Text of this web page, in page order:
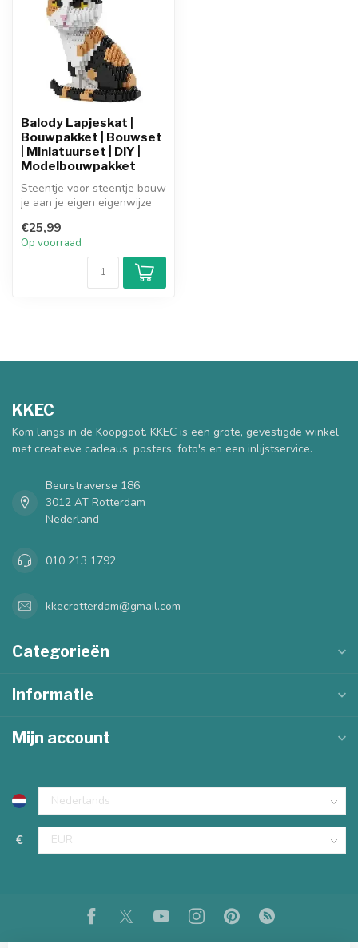
Balody Lapjeskat |
Bouwpakket | Bouwset
| Miniatuurset | DIY |
Modelbouwpakket
Steentje voor steentje bouw
je aan je eigen eigenwijze
€25,99
Op voorraad
KKEC
Kom langs in de Koopgoot. KKEC is een grote, gevestigde winkel
met creatieve cadeaus, posters, foto's en een inlijstservice.
Beurstraverse 186
3012 AT Rotterdam
Nederland
010 213 1792
kkecrotterdam@gmail.com
Categorieën
Informatie
Mijn account
€